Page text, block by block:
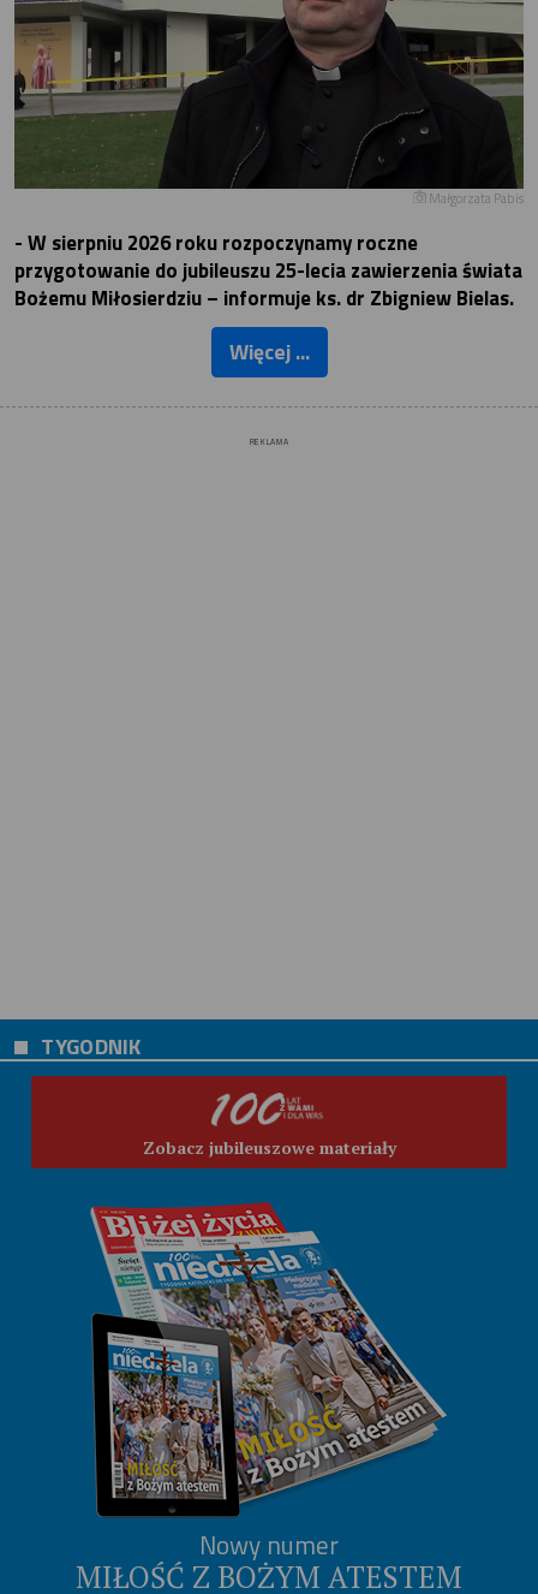
Małgorzata Pabis
- W sierpniu 2026 roku rozpoczynamy roczne
przygotowanie do jubileuszu 25-lecia zawierzenia świata
Bożemu Miłosierdziu – informuje ks. dr Zbigniew Bielas.
Więcej ...
REKLAMA
TYGODNIK
Zobacz jubileuszowe materiały
Nowy numer
MIŁOŚĆ Z BOŻYM ATESTEM